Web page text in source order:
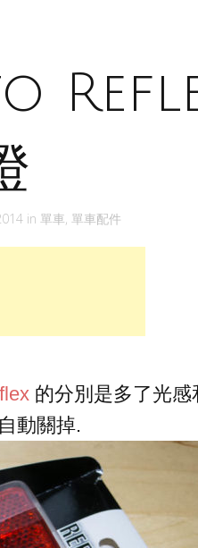
in 單車, 單車配件
的分別是多了光
動關掉.